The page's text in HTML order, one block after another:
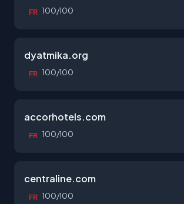
FR 100/100
dyatmika.org
FR 100/100
accorhotels.com
FR 100/100
centraline.com
FR 100/100